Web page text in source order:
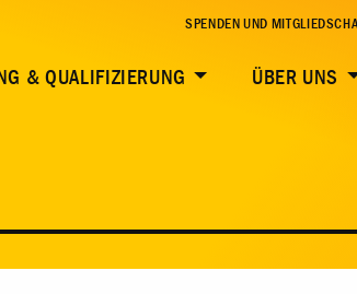
SPENDEN UND
& QUALIFIZIERUNG ÜBER UNS